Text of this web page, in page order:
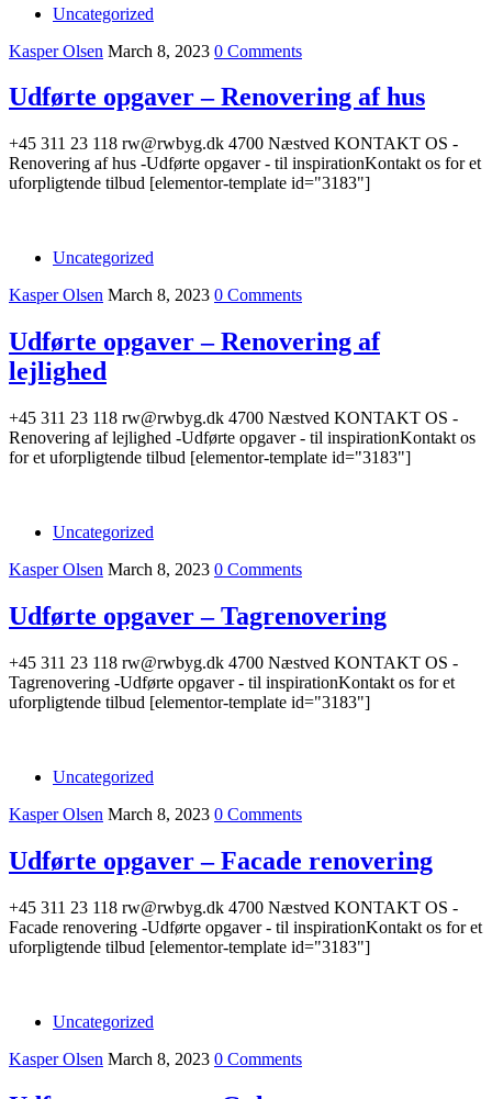
Uncategorized
Kasper Olsen March 8, 2023 0 Comments
Udførte opgaver – Renovering af hus
+45 311 23 118 rw@rwbyg.dk 4700 Næstved KONTAKT OS -
Renovering af hus -Udførte opgaver - til inspirationKontakt os for et
uforpligtende tilbud [elementor-template id="3183"]
Uncategorized
Kasper Olsen March 8, 2023 0 Comments
Udførte opgaver – Renovering af
lejlighed
+45 311 23 118 rw@rwbyg.dk 4700 Næstved KONTAKT OS -
Renovering af lejlighed -Udførte opgaver - til inspirationKontakt os
for et uforpligtende tilbud [elementor-template id="3183"]
Uncategorized
Kasper Olsen March 8, 2023 0 Comments
Udførte opgaver – Tagrenovering
+45 311 23 118 rw@rwbyg.dk 4700 Næstved KONTAKT OS -
Tagrenovering -Udførte opgaver - til inspirationKontakt os for et
uforpligtende tilbud [elementor-template id="3183"]
Uncategorized
Kasper Olsen March 8, 2023 0 Comments
Udførte opgaver – Facade renovering
+45 311 23 118 rw@rwbyg.dk 4700 Næstved KONTAKT OS -
Facade renovering -Udførte opgaver - til inspirationKontakt os for et
uforpligtende tilbud [elementor-template id="3183"]
Uncategorized
Kasper Olsen March 8, 2023 0 Comments